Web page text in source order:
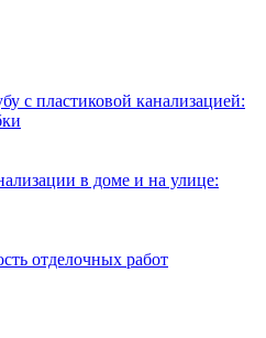
с пластиковой канализацией:
в доме и на улице:
отделочных работ